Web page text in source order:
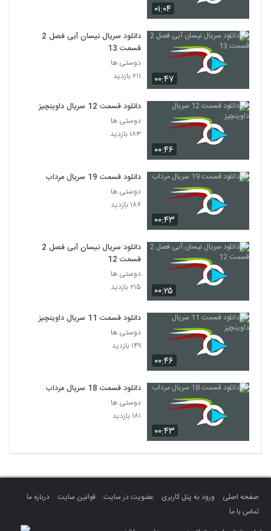
۰۱:۰۴
۰۰:۴۷
دانلود سریال نیسان آبی فصل 2
قسمت 13
دوستی ها
۲۱۱ بازدید
۰۰:۴۶
دانلود قسمت 12 سریال داوینچیز
دوستی ها
۱۸۳ بازدید
۰۰:۴۳
دانلود قسمت 19 سریال مرداب
دوستی ها
۱۸۶ بازدید
۰۰:۲۵
دانلود سریال نیسان آبی فصل 2
قسمت 12
دوستی ها
۲۱۵ بازدید
۰۰:۴۶
دانلود قسمت 11 سریال داوینچیز
دوستی ها
۱۴۹ بازدید
۰۰:۴۳
دانلود قسمت 18 سریال مرداب
دوستی ها
۱۸۱ بازدید
صفحه اصلی ورود به پنل کاربری عضویت در سایت قوانین سایت
درباره ما
تماس با ما